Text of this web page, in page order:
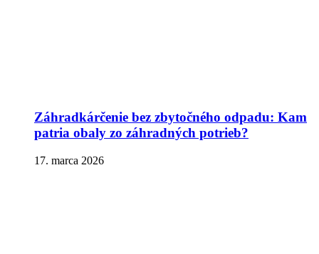
Záhradkárčenie bez zbytočného odpadu: Kam
patria obaly zo záhradných potrieb?
17. marca 2026